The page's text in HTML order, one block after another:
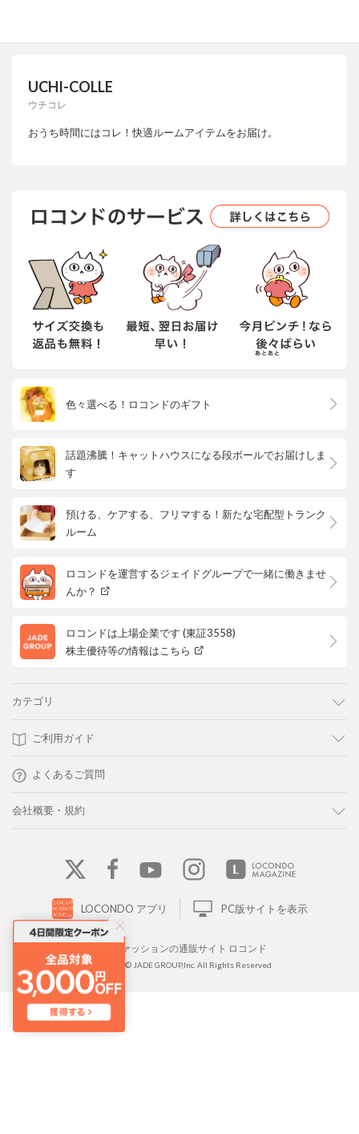
UCHI-COLLE
ウチコレ
おうち時間にはコレ！快適ルームアイテムをお届け。
色々選べる！ロコンドのギフト
話題沸騰！キャットハウスになる段ボールでお届けしま
す
預ける、ケアする、フリマする！新たな宅配型トランク
ルーム
ロコンドを運営するジェイドグループで一緒に働きませ
んか？
ロコンドは上場企業です (東証3558)
株主優待等の情報はこちら
カテゴリ
ご利用ガイド
よくあるご質問
会社概要・規約
LOCONDO アプリ PC版サイトを表示
靴とファッションの通販サイト ロコンド
Copyright © JADE GROUP,Inc. All Rights Reserved